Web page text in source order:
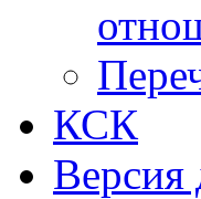
КСК
Версия